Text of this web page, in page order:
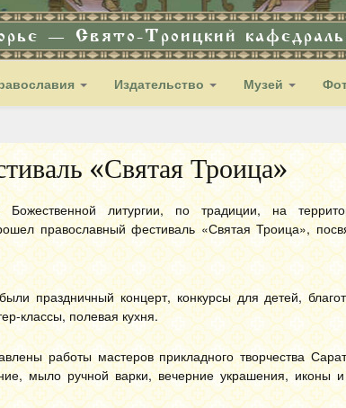
— Свято-Троицкий
Издательство Музей
«Святая Троица»
литургии, по традиции, на
православный фестиваль «Святая Троица»,
праздничный концерт, конкурсы для детей,
классы, полевая кухня.
работы мастеров прикладного творчества
мыло ручной варки, вечерние украшения, иконы